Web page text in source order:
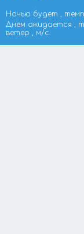
Ночью будет ,
Днем ожидается ,
ветер , м/с.